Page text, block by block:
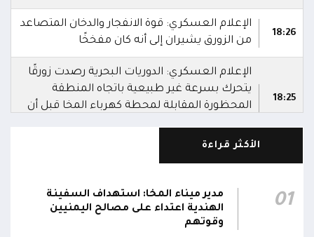
18:26
الإعلام العسكري: قوة الانفجار والدخان المتصاعد
من الزورق يشيران إلى أنه كان مفخخًا
18:25
الإعلام العسكري: الدوريات البحرية رصدت زورقًا
يتحرك بسرعة غير طبيعية باتجاه المنطقة
المحظورة المقابلة لمحطة كهرباء المخا قبل أن
سفينة نفطية قبالة محطة كهرباء المخا باستخدام
زورق مفخخ
الأكثر قراءة
01
مدير ميناء المخا: استهداف السفينة
الهندية اعتداء على مصالح اليمنيين
وقوتهم